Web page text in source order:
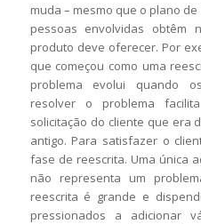
muda – mesmo que o plano
pessoas envolvidas
produto deve oferecer. Por
que começou como uma
problema evolui quando
resolver o problema
solicitação do cliente que era
antigo. Para satisfazer o
fase de reescrita. Uma única
não representa um
reescrita é grande e
pressionados a adicionar